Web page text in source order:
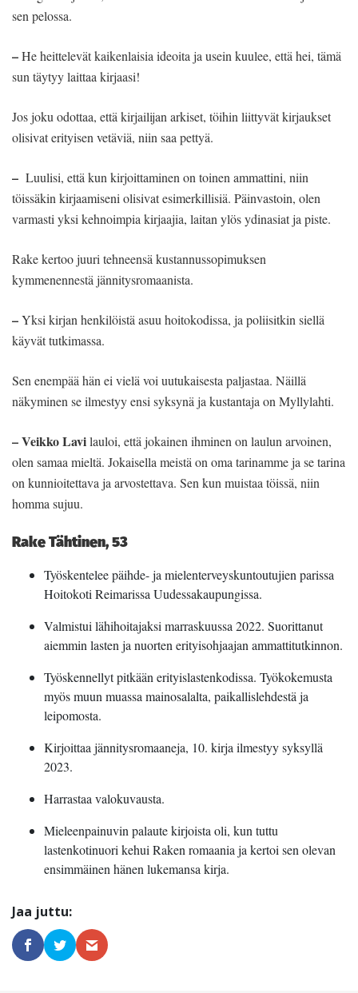
sen pelossa.
–He heittelevät kaikenlaisia ideoita ja usein kuulee, että hei, tämä
sun täytyy laittaa kirjaasi!
Jos joku odottaa, että kirjailijan arkiset, töihin liittyvät kirjaukset
olisivat erityisen vetäviä, niin saa pettyä.
– Luulisi, että kun kirjoittaminen on toinen ammattini, niin
töissäkin kirjaamiseni olisivat esimerkillisiä. Päinvastoin, olen
varmasti yksi kehnoimpia kirjaajia, laitan ylös ydinasiat ja piste.
Rake kertoo juuri tehneensä kustannussopimuksen
kymmenennestä jännitysromaanista.
–Yksi kirjan henkilöistä asuu hoitokodissa, ja poliisitkin siellä
käyvät tutkimassa.
Sen enempää hän ei vielä voi uutukaisesta paljastaa. Näillä
näkyminen se ilmestyy ensi syksynä ja kustantaja on Myllylahti.
–Veikko Lavilauloi, että jokainen ihminen on laulun arvoinen,
olen samaa mieltä. Jokaisella meistä on oma tarinamme ja se tarina
on kunnioitettava ja arvostettava. Sen kun muistaa töissä, niin
homma sujuu.
Rake Tähtinen, 53
Työskentelee päihde- ja mielenterveyskuntoutujien parissa
Hoitokoti Reimarissa Uudessakaupungissa.
Valmistui lähihoitajaksi marraskuussa 2022. Suorittanut
aiemmin lasten ja nuorten erityisohjaajan ammattitutkinnon.
Työskennellyt pitkään erityislastenkodissa. Työkokemusta
myös muun muassa mainosalalta, paikallislehdestä ja
leipomosta.
Kirjoittaa jännitysromaaneja, 10. kirja ilmestyy syksyllä
2023.
Harrastaa valokuvausta.
Mieleenpainuvin palaute kirjoista oli, kun tuttu
lastenkotinuori kehui Raken romaania ja kertoi sen olevan
ensimmäinen hänen lukemansa kirja.